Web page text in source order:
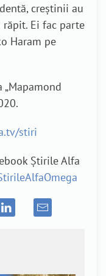
creștinii au
Ei fac parte
Haram pe
stiri
Știrile Alfa